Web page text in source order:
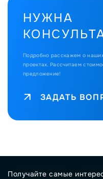
НУЖНА
Подробно расскажем о
проектах. Рассчитаем
предложение!
ЗАДАТЬ
Получайте самые